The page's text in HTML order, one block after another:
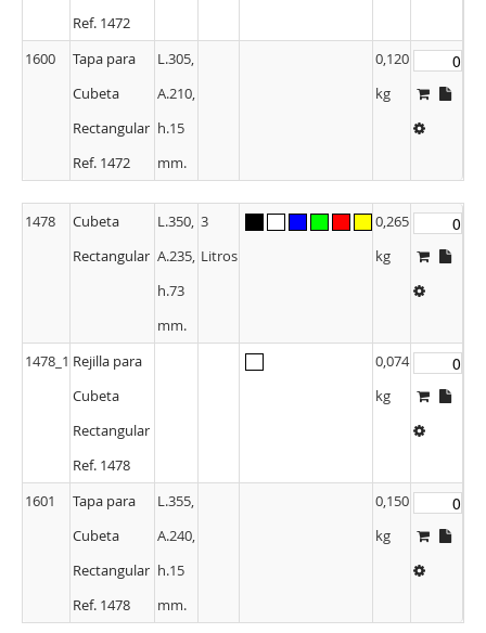
Ref. 1472
1600
Tapa para
Cubeta
Rectangular
Ref. 1472
L.305,
A.210,
h.15
mm.
0,120
kg
1478
Cubeta
Rectangular
L.350,
A.235,
h.73
mm.
3
Litros
0,265
kg
1478_1 Rejilla para
Cubeta
Rectangular
Ref. 1478
0,074
kg
1601
Tapa para
Cubeta
Rectangular
Ref. 1478
L.355,
A.240,
h.15
mm.
0,150
kg